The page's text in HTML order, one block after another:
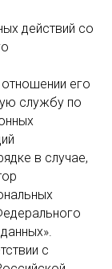
действий со
его
службу по
в случае,
с